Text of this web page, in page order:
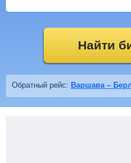
Найти
Обратный рейс: Варшава –